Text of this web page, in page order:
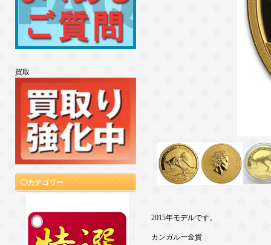
買取
カテゴリー
2015年モデルです。
カンガルー金貨